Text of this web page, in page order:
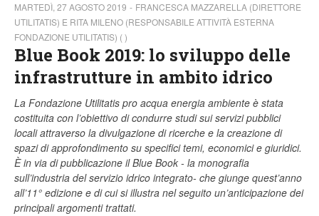
MARTEDÌ, 27 AGOSTO 2019
FRANCESCA MAZZARELLA (DIRETTORE
UTILITATIS) E RITA MILENO (RESPONSABILE ATTIVITÀ ESTERNA
FONDAZIONE UTILITATIS) ( )
Blue Book 2019: lo sviluppo delle
infrastrutture in ambito idrico
La Fondazione Utilitatis pro acqua energia ambiente è stata
costituita con l’obiettivo di condurre studi sui servizi pubblici
locali attraverso la divulgazione di ricerche e la creazione di
spazi di approfondimento su specifici temi, economici e giuridici.
È in via di pubblicazione il Blue Book - la monografia
sull’industria del servizio idrico integrato- che giunge quest’anno
all’11° edizione e di cui si illustra nel seguito un’anticipazione dei
principali argomenti trattati.